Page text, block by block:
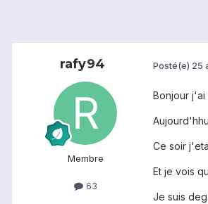
rafy94
Membre
63
Posté(e) 25
Bonjour j'ai
Ce soir
Et je vois
Je suis